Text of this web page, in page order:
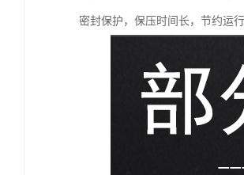
密封保护，保压时间长，节约运行